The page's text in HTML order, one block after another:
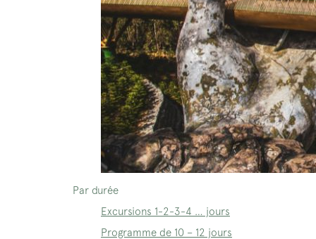
Par durée
Excursions 1-2-3-4 … jours
Programme de 10 – 12 jours